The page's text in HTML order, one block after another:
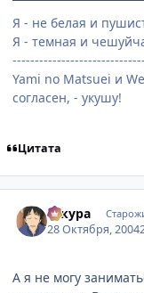
Я - не белая и
Я - темная и
Yami no Matsuei и
согласен, - укушу!
Цитата
сакура
28 Октября, 2004
А я не могу